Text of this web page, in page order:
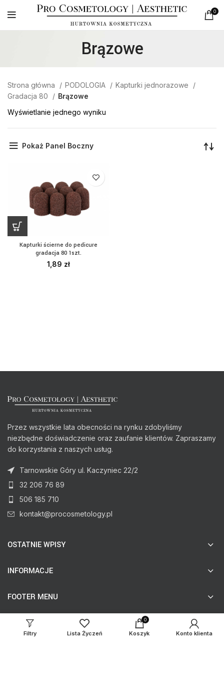
0
Brązowe
Strona główna PODOLOGIA
Kapturki jednorazowe
Gradacja 80
Brązowe
Wyświetlanie jednego wyniku
Pokaż Panel Boczny
Kapturki ścierne do pedicure
gradacja 80 1szt.
1,89 zł
Przez wszystkie lata obecności na rynku zdobyliśmy
niezbędne doświadczenie oraz zaufanie klientów. Zapraszamy
do korzystania z naszych usług.
Tarnowskie Góry ul. Kaczyniec 22/2
32 206 76 89
506 185 710
kontakt@procosmetology.pl
OSTATNIE WPISY
INFORMACJE
FOOTER MENU
© procosmetology.pl
Filtry Lista Życzeń
0
Koszyk Konto klienta